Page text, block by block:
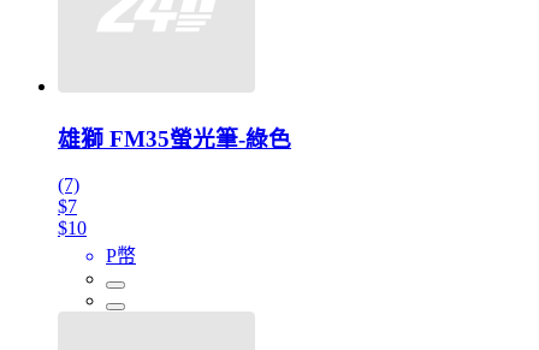
雄獅 FM35螢光筆-綠色
(7)
$7
$10
P幣